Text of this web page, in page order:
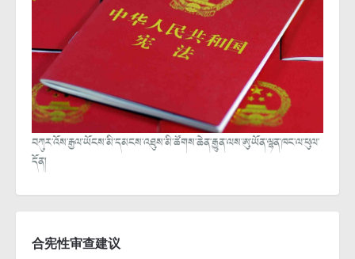
བཀུར་འོས་རྒྱལ་ཡོངས་མི་དམངས་འཐུས་མི་ཚོགས་ཆེན་རྒྱུན་ལས་ཨུ་ཡོན་ལྷན་ཁང་ལ་ཕུལ་
དོན།
合宪性审查建议